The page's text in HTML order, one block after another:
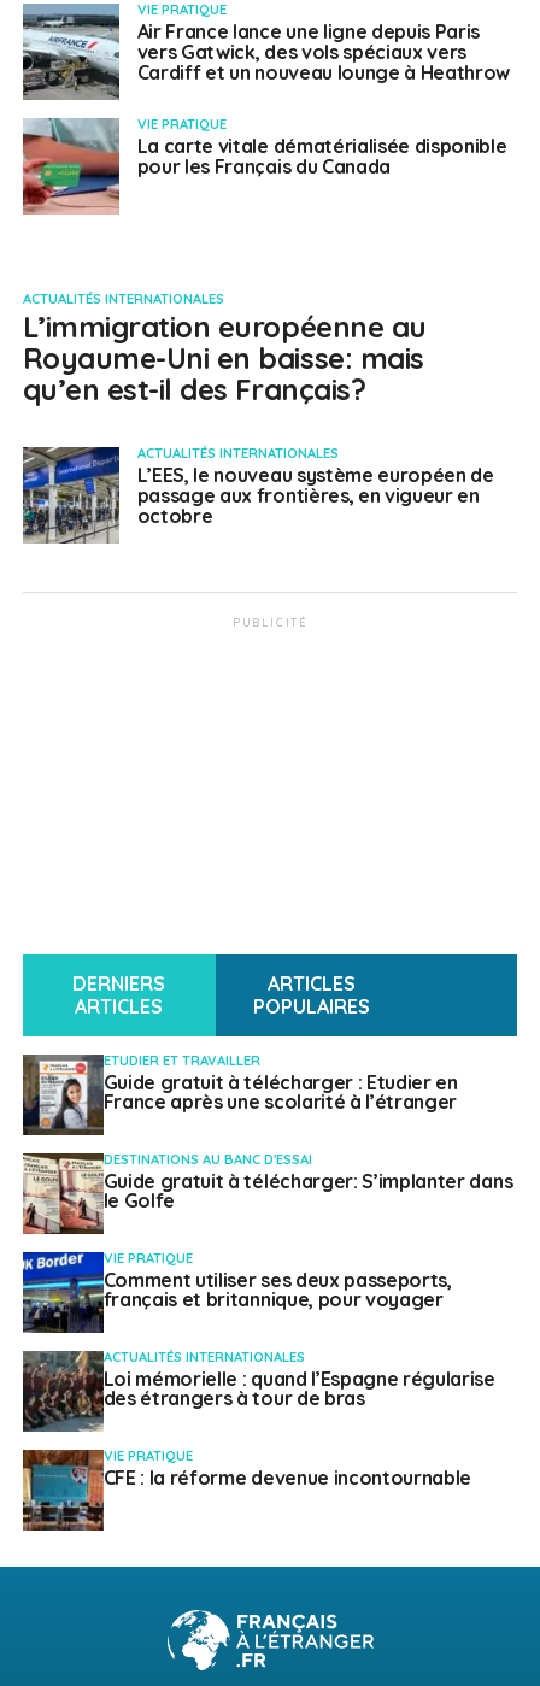
VIE PRATIQUE
Air France lance une ligne depuis Paris
vers Gatwick, des vols spéciaux vers
Cardiff et un nouveau lounge à Heathrow
VIE PRATIQUE
La carte vitale dématérialisée disponible
pour les Français du Canada
ACTUALITÉS INTERNATIONALES
L’immigration européenne au
Royaume-Uni en baisse: mais
qu’en est-il des Français?
ACTUALITÉS INTERNATIONALES
L’EES, le nouveau système européen de
passage aux frontières, en vigueur en
octobre
PUBLICITÉ
DERNIERS
ARTICLES
ARTICLES
POPULAIRES
ETUDIER ET TRAVAILLER
Guide gratuit à télécharger : Etudier en
France après une scolarité à l’étranger
DESTINATIONS AU BANC D'ESSAI
Guide gratuit à télécharger: S’implanter dans
le Golfe
VIE PRATIQUE
Comment utiliser ses deux passeports,
français et britannique, pour voyager
ACTUALITÉS INTERNATIONALES
Loi mémorielle : quand l’Espagne régularise
des étrangers à tour de bras
VIE PRATIQUE
CFE : la réforme devenue incontournable